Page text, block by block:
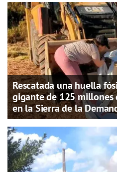
Rescatada una huella
gigante de 125 millones
en la Sierra de la